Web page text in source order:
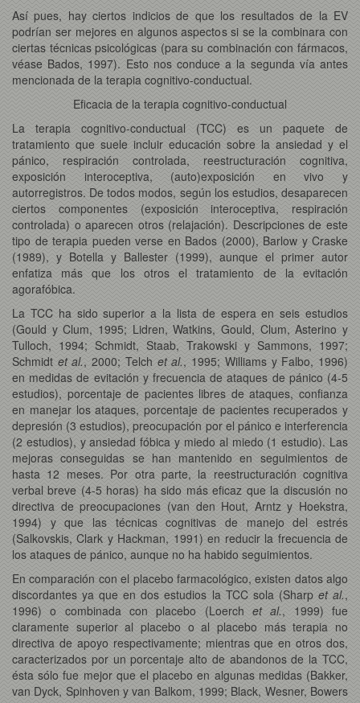
Así pues, hay ciertos indicios de que los resultados de la EV
podrían ser mejores en algunos aspectos si se la combinara con
ciertas técnicas psicológicas (para su combinación con fármacos,
véase Bados, 1997). Esto nos conduce a la segunda vía antes
mencionada de la terapia cognitivo-conductual.
Eficacia de la terapia cognitivo-conductual
La terapia cognitivo-conductual (TCC) es un paquete de
tratamiento que suele incluir educación sobre la ansiedad y el
pánico, respiración controlada, reestructuración cognitiva,
exposición interoceptiva, (auto)exposición en vivo y
autorregistros. De todos modos, según los estudios, desaparecen
ciertos componentes (exposición interoceptiva, respiración
controlada) o aparecen otros (relajación). Descripciones de este
tipo de terapia pueden verse en Bados (2000), Barlow y Craske
(1989), y Botella y Ballester (1999), aunque el primer autor
enfatiza más que los otros el tratamiento de la evitación
agorafóbica.
La TCC ha sido superior a la lista de espera en seis estudios
(Gould y Clum, 1995; Lidren, Watkins, Gould, Clum, Asterino y
Tulloch, 1994; Schmidt, Staab, Trakowski y Sammons, 1997;
Schmidt et al., 2000; Telch et al., 1995; Williams y Falbo, 1996)
en medidas de evitación y frecuencia de ataques de pánico (4-5
estudios), porcentaje de pacientes libres de ataques, confianza
en manejar los ataques, porcentaje de pacientes recuperados y
depresión (3 estudios), preocupación por el pánico e interferencia
(2 estudios), y ansiedad fóbica y miedo al miedo (1 estudio). Las
mejoras conseguidas se han mantenido en seguimientos de
hasta 12 meses. Por otra parte, la reestructuración cognitiva
verbal breve (4-5 horas) ha sido más eficaz que la discusión no
directiva de preocupaciones (van den Hout, Arntz y Hoekstra,
1994) y que las técnicas cognitivas de manejo del estrés
(Salkovskis, Clark y Hackman, 1991) en reducir la frecuencia de
los ataques de pánico, aunque no ha habido seguimientos.
En comparación con el placebo farmacológico, existen datos algo
discordantes ya que en dos estudios la TCC sola (Sharp et al.,
1996) o combinada con placebo (Loerch et al., 1999) fue
claramente superior al placebo o al placebo más terapia no
directiva de apoyo respectivamente; mientras que en otros dos,
caracterizados por un porcentaje alto de abandonos de la TCC,
ésta sólo fue mejor que el placebo en algunas medidas (Bakker,
van Dyck, Spinhoven y van Balkom, 1999; Black, Wesner, Bowers